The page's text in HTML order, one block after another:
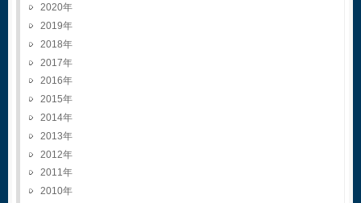
2020
2019
2018
2017
2016
2015
2014
2013
2012
2011
2010